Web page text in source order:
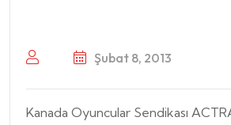
Şubat 8, 2013
Kanada Oyuncular Sendikası